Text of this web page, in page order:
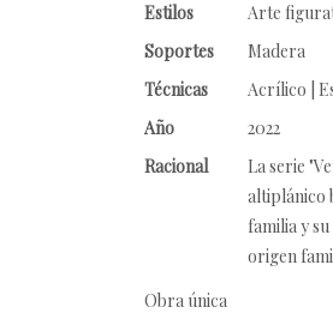
Estilos
Arte
Soportes
Madera
Técnicas
Acrílico |
Año
2022
Racional
La serie
altiplánico
familia y
origen
Obra única